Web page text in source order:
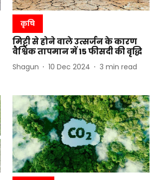
कृषि
मिट्टी से होने वाले उत्सर्जन के कारण
वैश्विक तापमान में 15 फीसदी की वृद्धि
Shagun 10 Dec 2024 3 min read